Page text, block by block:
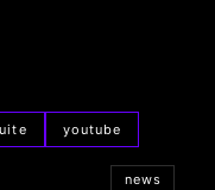
youtube
news